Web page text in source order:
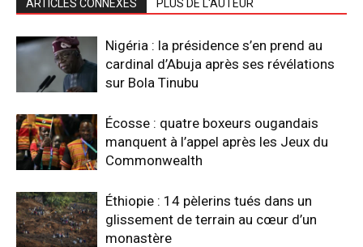
ARTICLES CONNEXES PLUS DE L'AUTEUR
Nigéria : la présidence s’en prend au
cardinal d’Abuja après ses révélations
sur Bola Tinubu
Écosse : quatre boxeurs ougandais
manquent à l’appel après les Jeux du
Commonwealth
Éthiopie : 14 pèlerins tués dans un
glissement de terrain au cœur d’un
monastère